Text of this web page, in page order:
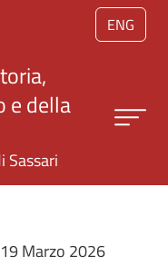
al contenuto principale
ENG
e della
Sassari
Marzo 2026